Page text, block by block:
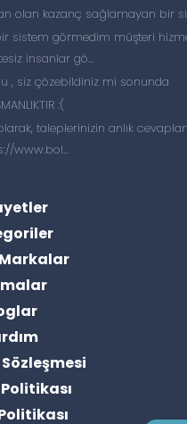
olan kazanç sağlamayan bir
sistem görmedim müşteri
insanlar gö...
, siz çözebildiniz mi sonunda
:(
taleplerinizin anlık
www.bol...
Sözleşmesi